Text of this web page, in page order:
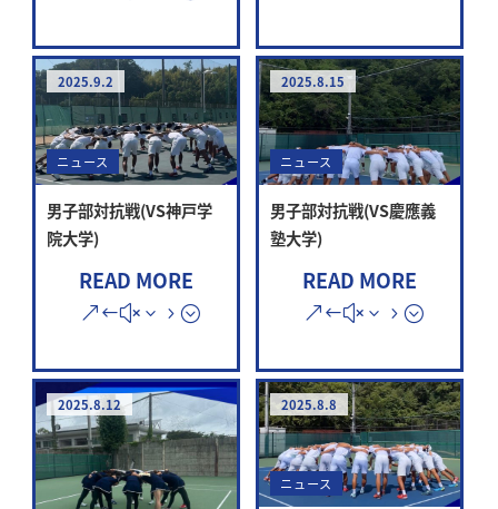
2025.9.2
ニュース
男子部対抗戦(VS神戸学
院大学)
READ MORE
2025.8.15
ニュース
男子部対抗戦(VS慶應義
塾大学)
READ MORE
2025.8.12 2025.8.8
ニュース